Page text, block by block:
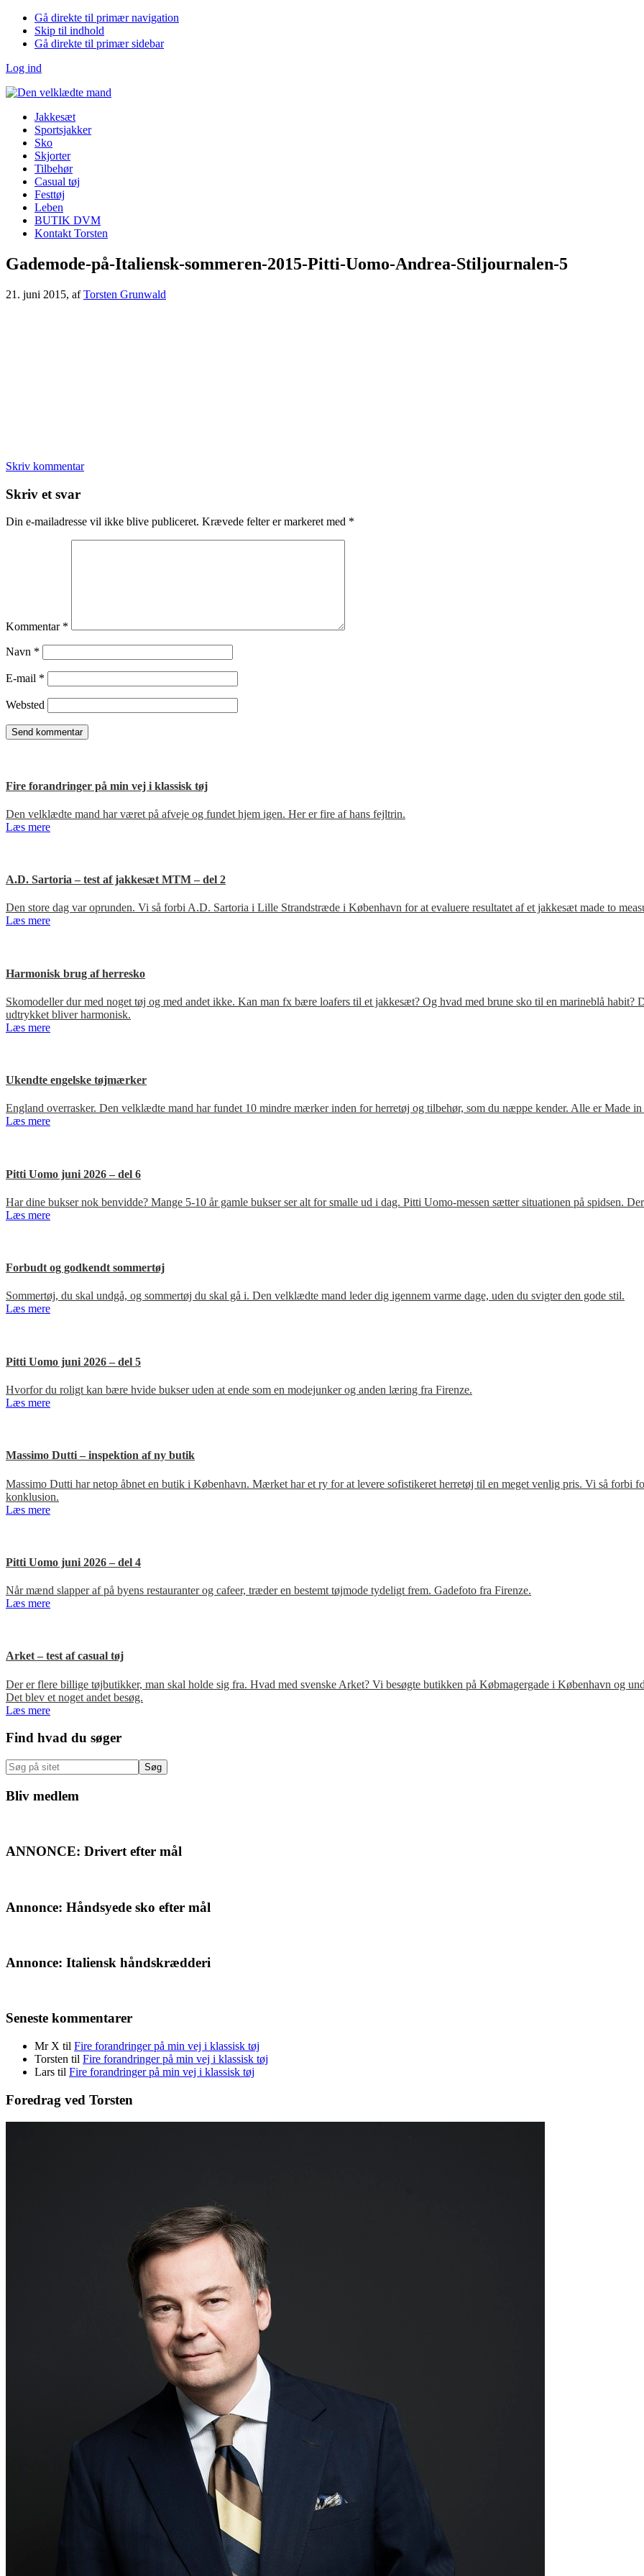
Gå direkte til primær navigation
Skip til indhold
Gå direkte til primær sidebar
Log ind
Jakkesæt
Sportsjakker
Sko
Skjorter
Tilbehør
Casual tøj
Festtøj
Leben
BUTIK DVM
Kontakt Torsten
Gademode-på-Italiensk-sommeren-2015-Pitti-Uomo-Andrea-Stiljournalen-5
21. juni 2015, afTorsten Grunwald
Skriv kommentar
Læserinteraktioner
Skriv et svar
Din e-mailadresse vil ikke blive publiceret. Krævede felter er markeret med *
Kommentar *
Navn *
E-mail *
Websted
Fire forandringer på min vej i klassisk tøj
Den velklædte mand har været på afveje og fundet hjem igen. Her er fire af hans fejltrin.
Læs mere
A.D. Sartoria – test af jakkesæt MTM – del 2
Den store dag var oprunden. Vi så forbi A.D. Sartoria i Lille Strandstræde i København for at evaluere resultatet af et jakkesæt made to
Læs mere
Harmonisk brug af herresko
Skomodeller dur med noget tøj og med andet ikke. Kan man fx bære loafers til et jakkesæt? Og hvad med brune sko til en marineblå
udtrykket bliver harmonisk.
Læs mere
Ukendte engelske tøjmærker
England overrasker. Den velklædte mand har fundet 10 mindre mærker inden for herretøj og tilbehør, som du næppe kender. Alle er Made
Læs mere
Pitti Uomo juni 2026 – del 6
Har dine bukser nok benvidde? Mange 5-10 år gamle bukser ser alt for smalle ud i dag. Pitti Uomo-messen sætter situationen på spidsen.
Læs mere
Forbudt og godkendt sommertøj
Sommertøj, du skal undgå, og sommertøj du skal gå i. Den velklædte mand leder dig igennem varme dage, uden du svigter den gode stil.
Læs mere
Pitti Uomo juni 2026 – del 5
Hvorfor du roligt kan bære hvide bukser uden at ende som en modejunker og anden læring fra Firenze.
Læs mere
Massimo Dutti – inspektion af ny butik
Massimo Dutti har netop åbnet en butik i København. Mærket har et ry for at levere sofistikeret herretøj til en meget venlig pris. Vi så forbi
konklusion.
Læs mere
Pitti Uomo juni 2026 – del 4
Når mænd slapper af på byens restauranter og cafeer, træder en bestemt tøjmode tydeligt frem. Gadefoto fra Firenze.
Læs mere
Arket – test af casual tøj
Der er flere billige tøjbutikker, man skal holde sig fra. Hvad med svenske Arket? Vi besøgte butikken på Købmagergade i København og
Det blev et noget andet besøg.
Læs mere
Primær
Sidebar
Find hvad du søger
Søg
på
sitet
Bliv medlem
ANNONCE: Drivert efter mål
Annonce: Håndsyede sko efter mål
Annonce: Italiensk håndskrædderi
Seneste kommentarer
Mr X til Fire forandringer på min vej i klassisk tøj
Torsten til Fire forandringer på min vej i klassisk tøj
Lars til Fire forandringer på min vej i klassisk tøj
Foredrag ved Torsten